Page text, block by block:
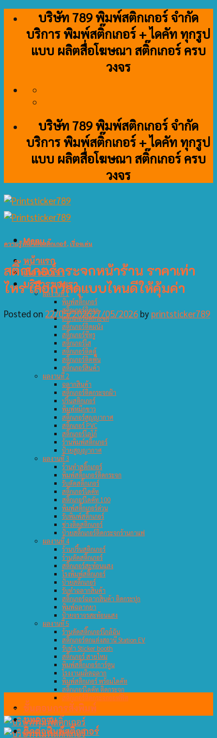
content
บริษัท 789 พิมพ์สติกเกอร์ จำกัด
บริการ พิมพ์สติ๊กเกอร์ + ไดคัท ทุกรูป
แบบ ผลิตสื่อโฆษณา สติ๊กเกอร์ ครบ
วงจร
บริษัท 789 พิมพ์สติกเกอร์ จำกัด
บริการ พิมพ์สติ๊กเกอร์ + ไดคัท ทุกรูป
แบบ ผลิตสื่อโฆษณา สติ๊กเกอร์ ครบ
วงจร
Menu
หน้าแรก
เกี่ยวกับเรา
บริการของเรา
ผลงานที่ 1
พิมพ์สติ๊กเกอร์
สติ๊กเกอร์ติดรถ
สติ๊กเกอร์ติดกระจก
สติ๊กเกอร์ติดผนัง
สติ๊กเกอร์ซีทรู
สติ๊กเกอร์ใส
สติ๊กเกอร์ติดตู้
สติ๊กเกอร์ติดพื้น
สติ๊กเกอร์สินค้า
ผลงานที่ 2
ฉลากสินค้า
สติ๊กเกอร์ติดกระจกฝ้า
ปริ้นสติกเกอร์
พิมพ์หมึกขาว
สติ๊กเกอร์สูญญากาศ
สติ๊กเกอร์ PVC
สติ๊กเกอร์โลโก้
ร้านพิมพ์สติ๊กเกอร์
ป้ายสูญญากาศ
ผลงานที่ 3
ร้านทำสติ๊กเกอร์
พิมพ์สติ๊กเกอร์ติดกระจก
รับตัดสติ๊กเกอร์
สติ๊กเกอร์ไดคัท
สติ๊กเกอร์ไดคัท 100
พิมพ์สติ๊กเกอร์ด่วน
รับพิมพ์สติ๊กเกอร์
ช่างติดสติกเกอร์
ป้ายสติ๊กเกอร์ติดกระจกร้านกาแฟ
ผลงานที่ 4
ร้านปริ้นสติกเกอร์
ร้านตัดสติ๊กเกอร์
สติ๊กเกอร์สะท้อนแสง
โรงพิมพ์สติ๊กเกอร์
ป้ายสติ๊กเกอร์
รับทำฉลากสินค้า
สติ๊กเกอร์ฉลากสินค้า ติดกระปุก
พิมพ์ฉลากยา
ป้ายจราจรสะท้อนแสง
ผลงานที่ 5
ร้านตัดสติ๊กเกอร์ใกล้ฉัน
สติ๊กเกอร์ตกแต่งสถานี Station EV
รับทำ Sticker booth
สติ๊กเกอร์ สายไหม
พิมพ์สติ๊กเกอร์การ์ตูน
โรงงานผลิตฉลาก
พิมพ์สติกเกอร์ พร้อมไดคัท
สติ๊กเกอร์ไดคัท ติดกระจก
สติ๊กเกอร์ติดกระจกออฟฟิศ
ขั้นตอนการสั่งพิมพ์
บทความ
ติดต่อพิมพ์สติ๊กเกอร์
ความรู้เกี่ยวกับสติ๊กเกอร์, เรื่องเด่น
สติ๊กเกอร์กระจกหน้าร้าน ราคาเท่า
ไหร่ เลือกวัสดุแบบไหนดีให้คุ้มค่า
Posted on 22/05/202627/05/2026 by printsticker789
พ.ค.